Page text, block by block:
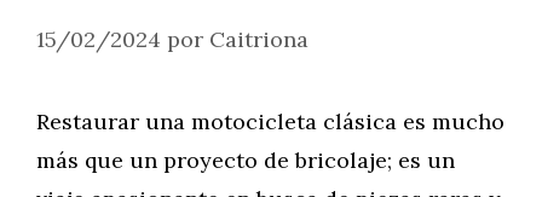
15/02/2024 por Caitriona
Restaurar una motocicleta clásica es mucho
más que un proyecto de bricolaje; es un